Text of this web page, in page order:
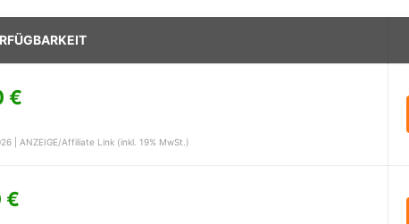
€
| ANZEIGE/Affiliate Link (inkl. 19% MwSt.)
€